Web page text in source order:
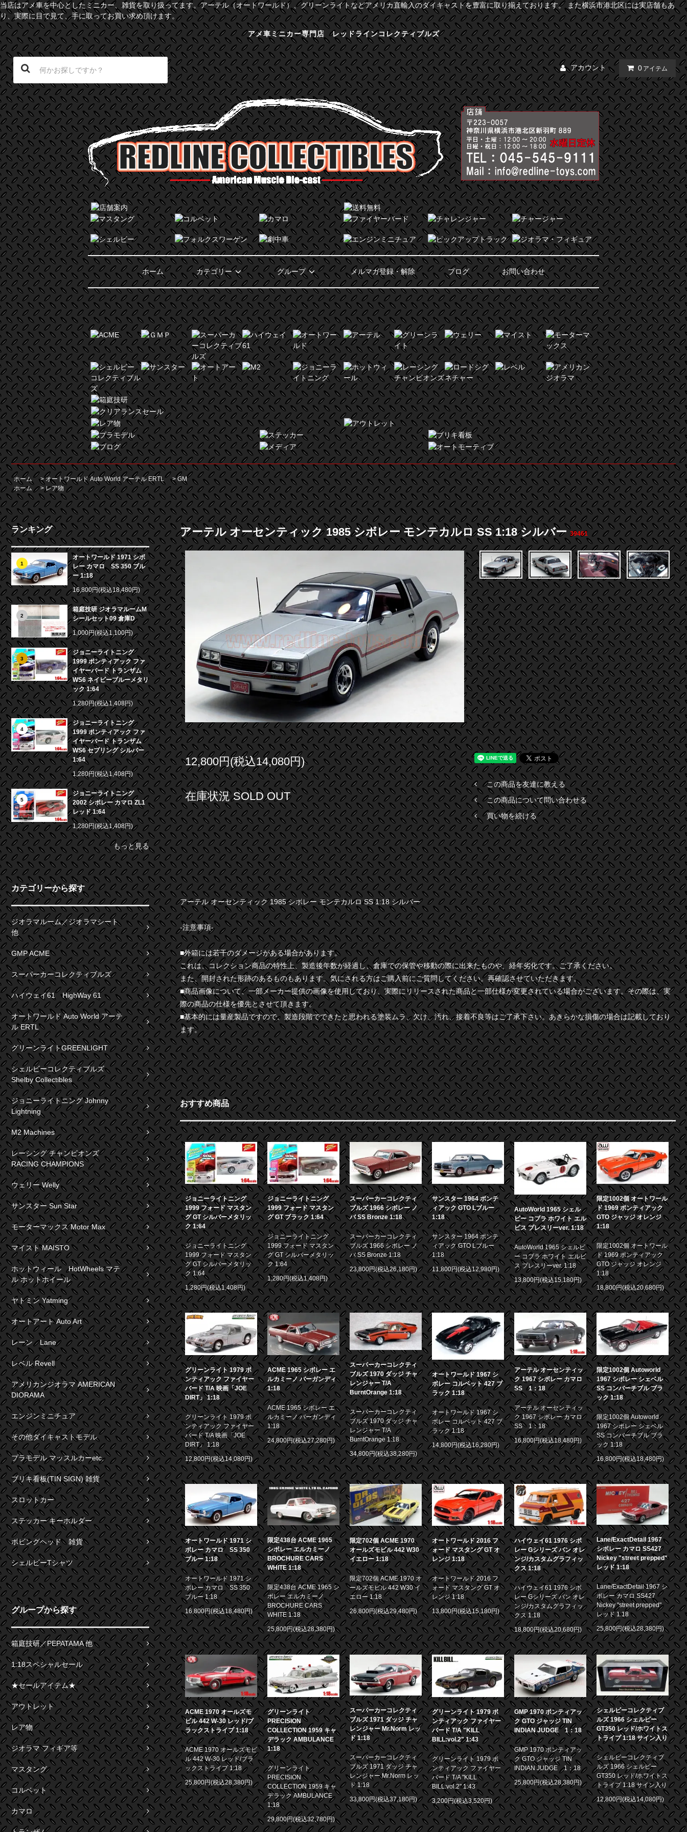
当店はアメ車を中心としたミニカー、雑貨を取り扱ってます。アーテル（オートワールド）、グリーンライトなどアメリカ直輸入のダイキャストを豊富に取り揃えております。 また横浜市港北区には実店舗もあ
り、実際に目で見て、手に取ってお買い求め頂けます。
アメ車ミニカー専門店 レッドラインコレクティブルズ
アカウント 0 アイテム
ホーム カテゴリー グループ メルマガ登録・解除 ブログ お問い合わせ
ホーム >オートワールド Auto World アーテル ERTL >GM
ホーム
>レア物
ランキング
1
オートワールド 1971 シボ
レー カマロ SS 350 ブル
ー 1:18
16,800円(税込18,480円)
2
箱庭技研 ジオラマルームM
シールセット09 倉庫D
1,000円(税込1,100円)
3
ジョニーライトニング
1999 ポンティアック ファ
イヤーバード トランザム
WS6 ネイビーブルーメタリ
ック 1:64
1,280円(税込1,408円)
4
ジョニーライトニング
1999 ポンティアック ファ
イヤーバード トランザム
WS6 セブリング シルバー
1:64
1,280円(税込1,408円)
5
ジョニーライトニング
2002 シボレー カマロ ZL1
レッド 1:64
1,280円(税込1,408円)
もっと見る
カテゴリーから探す
ジオラマルーム／ジオラマシート
他
GMP ACME
スーパーカーコレクティブルズ
ハイウェイ61 HighWay 61
オートワールド Auto World アーテ
ル ERTL
グリーンライトGREENLIGHT
シェルビーコレクティブルズ
Shelby Collectibles
ジョニーライトニング Johnny
Lightning
M2 Machines
レーシング チャンピオンズ
RACING CHAMPIONS
ウェリー Welly
サンスター Sun Star
モーターマックス Motor Max
マイスト MAISTO
ホットウィール HotWheels マテ
ル ホットホイール
ヤトミン Yatming
オートアート Auto Art
レーン Lane
レベル Revell
アメリカンジオラマ AMERICAN
DIORAMA
エンジンミニチュア
その他ダイキャストモデル
プラモデル マッスルカーetc.
ブリキ看板(TIN SIGN) 雑貨
スロットカー
ステッカー キーホルダー
ボビングヘッド 雑貨
シェルビーTシャツ
グループから探す
箱庭技研／PEPATAMA 他
1:18スペシャルセール
★セールアイテム★
アウトレット
レア物
ジオラマ フィギア等
マスタング
コルベット
カマロ
アーテル オーセンティック 1985 シボレー モンテカルロ SS 1:18 シルバー39461
12,800円(税込14,080円)
在庫状況 SOLD OUT
この商品を友達に教える
この商品について問い合わせる
買い物を続ける
アーテル オーセンティック 1985 シボレー モンテカルロ SS 1:18 シルバー
-注意事項-
■外箱には若干のダメージがある場合があります。
これは、コレクション商品の特性上、製造後年数が経過し、倉庫での保管や移動の際に出来たものや、経年劣化です。ご了承ください。
また、開封された形跡のあるものもあります。気にされる方はご購入前にご質問してください。再確認させていただきます。
■商品画像について、一部メーカー提供の画像を使用しており、実際にリリースされた商品と一部仕様が変更されている場合がございます。その際は、実
際の商品の仕様を優先とさせて頂きます。
■基本的には量産製品ですので、製造段階でできたと思われる塗装ムラ、欠け、汚れ、接着不良等はご了承下さい。あきらかな損傷の場合は記載しており
ます。
おすすめ商品
ジョニーライトニング
1999 フォード マスタン
グ GT シルバーメタリッ
ク 1:64
ジョニーライトニング
1999 フォード マスタン
グ GT シルバーメタリッ
ク 1:64
1,280円(税込1,408円)
ジョニーライトニング
1999 フォード マスタン
グ GT ブラック 1:64
ジョニーライトニング
1999 フォード マスタン
グ GT シルバーメタリッ
ク 1:64
1,280円(税込1,408円)
スーパーカーコレクティ
ブルズ 1966 シボレー ノ
バ SS Bronze 1:18
スーパーカーコレクティ
ブルズ 1966 シボレー ノ
バ SS Bronze 1:18
23,800円(税込26,180円)
サンスター 1964 ポンテ
ィアック GTO Lブルー
1:18
サンスター 1964 ポンテ
ィアック GTO Lブルー
1:18
11,800円(税込12,980円)
AutoWorld 1965 シェル
ビー コブラ ホワイト エル
ビス プレスリーver. 1:18
AutoWorld 1965 シェルビ
ー コブラ ホワイト エルビ
ス プレスリーver. 1:18
13,800円(税込15,180円)
限定1002個 オートワール
ド 1969 ポンティアック
GTO ジャッジ オレンジ
1:18
限定1002個 オートワール
ド 1969 ポンティアック
GTO ジャッジ オレンジ
1:18
18,800円(税込20,680円)
グリーンライト 1979 ポ
ンティアック ファイヤー
バード T/A 映画「JOE
DIRT」 1:18
グリーンライト 1979 ポ
ンティアック ファイヤー
バード T/A 映画「JOE
DIRT」 1:18
12,800円(税込14,080円)
ACME 1965 シボレー エ
ルカミーノ バーガンディ
1:18
ACME 1965 シボレー エ
ルカミーノ バーガンディ
1:18
24,800円(税込27,280円)
スーパーカーコレクティ
ブルズ 1970 ダッジ チャ
レンジャー T/A
BurntOrange 1:18
スーパーカーコレクティ
ブルズ 1970 ダッジ チャ
レンジャー T/A
BurntOrange 1:18
34,800円(税込38,280円)
オートワールド 1967 シ
ボレー コルベット 427 ブ
ラック 1:18
オートワールド 1967 シ
ボレー コルベット 427 ブ
ラック 1:18
14,800円(税込16,280円)
アーテル オーセンティッ
ク 1967 シボレー カマロ
SS 1：18
アーテル オーセンティッ
ク 1967 シボレー カマロ
SS 1：18
16,800円(税込18,480円)
限定1002個 Autoworld
1967 シボレー シェベル
SS コンバーチブル ブラ
ック 1:18
限定1002個 Autoworld
1967 シボレー シェベル
SS コンバーチブル ブラ
ック 1:18
16,800円(税込18,480円)
オートワールド 1971 シ
ボレー カマロ SS 350
ブルー 1:18
オートワールド 1971 シ
ボレー カマロ SS 350
ブルー 1:18
16,800円(税込18,480円)
限定438台 ACME 1965
シボレー エルカミーノ
BROCHURE CARS
WHITE 1:18
限定438台 ACME 1965 シ
ボレー エルカミーノ
BROCHURE CARS
WHITE 1:18
25,800円(税込28,380円)
限定702個 ACME 1970
オールズモビル 442 W30
イエロー 1:18
限定702個 ACME 1970 オ
ールズモビル 442 W30 イ
エロー 1:18
26,800円(税込29,480円)
オートワールド 2016 フ
ォード マスタング GT オ
レンジ 1:18
オートワールド 2016 フ
ォード マスタング GT オ
レンジ 1:18
13,800円(税込15,180円)
ハイウェイ61 1976 シボ
レー Gシリーズ バン オレ
ンジ/カスタムグラフィッ
クス 1:18
ハイウェイ61 1976 シボ
レー Gシリーズ バン オレ
ンジ/カスタムグラフィッ
クス 1:18
18,800円(税込20,680円)
Lane/ExactDetail 1967
シボレー カマロ SS427
Nickey "street prepped"
レッド 1:18
Lane/ExactDetail 1967 シ
ボレー カマロ SS427
Nickey "street prepped"
レッド 1:18
25,800円(税込28,380円)
ACME 1970 オールズモ
ビル 442 W-30 レッド/ブ
ラックストライプ 1:18
ACME 1970 オールズモビ
ル 442 W-30 レッド/ブラ
ックストライプ 1:18
25,800円(税込28,380円)
グリーンライト
PRECISION
COLLECTION 1959 キャ
デラック AMBULANCE
1:18
グリーンライト
PRECISION
COLLECTION 1959 キャ
デラック AMBULANCE
1:18
29,800円(税込32,780円)
スーパーカーコレクティ
ブルズ 1971 ダッジ チャ
レンジャー Mr.Norm レッ
ド 1:18
スーパーカーコレクティ
ブルズ 1971 ダッジ チャ
レンジャー Mr.Norm レッ
ド 1:18
33,800円(税込37,180円)
グリーンライト 1979 ポ
ンティアック ファイヤー
バード T/A "KILL
BILL:vol.2" 1:43
グリーンライト 1979 ポ
ンティアック ファイヤー
バード T/A "KILL
BILL:vol.2" 1:43
3,200円(税込3,520円)
GMP 1970 ポンティアッ
ク GTO ジャッジ TIN
INDIAN JUDGE 1：18
GMP 1970 ポンティアッ
ク GTO ジャッジ TIN
INDIAN JUDGE 1：18
25,800円(税込28,380円)
シェルビーコレクティブ
ルズ 1966 シェルビー
GT350 レッド/ホワイトス
トライプ 1:18 サイン入り
シェルビーコレクティブ
ルズ 1966 シェルビー
GT350 レッド/ホワイトス
トライプ 1:18 サイン入り
12,800円(税込14,080円)